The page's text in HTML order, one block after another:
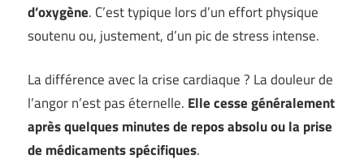
d’oxygène. C’est typique lors d’un effort physique
soutenu ou, justement, d’un pic de stress intense.
La différence avec la crise cardiaque ? La douleur de
l’angor n’est pas éternelle. Elle cesse généralement
après quelques minutes de repos absolu ou la prise
de médicaments spécifiques.